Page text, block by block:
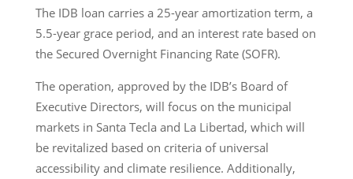
The IDB loan carries a 25-year amortization term, a
5.5-year grace period, and an interest rate based on
the Secured Overnight Financing Rate (SOFR).
The operation, approved by the IDB’s Board of
Executive Directors, will focus on the municipal
markets in Santa Tecla and La Libertad, which will
be revitalized based on criteria of universal
accessibility and climate resilience. Additionally,